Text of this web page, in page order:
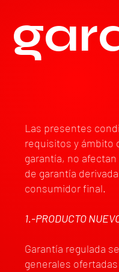
Las presentes
requisitos y ámbito
garantía, no
de garantía
consumidor final.
1.-PRODUCTO
Garantía regulada
generales